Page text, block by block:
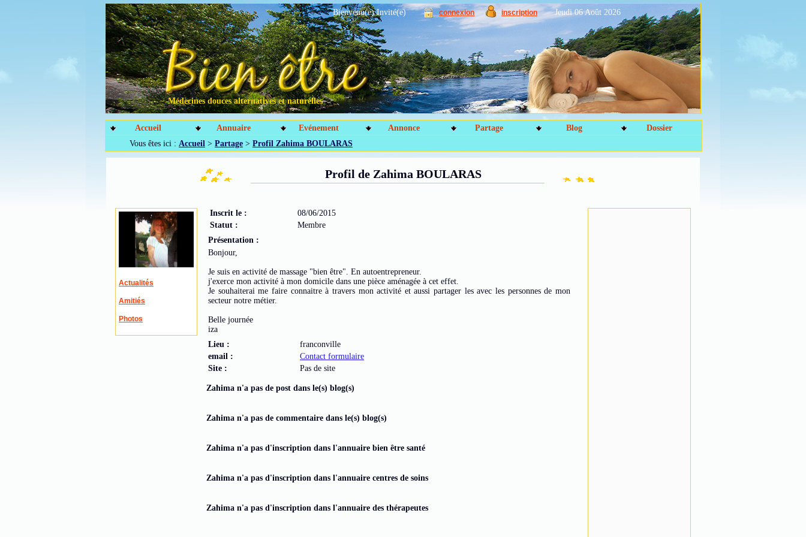
Bienvenu(e) Invité(e) connexion inscription Jeudi 06 Août 2026
Médecines douces alternatives et naturelles
Accueil Annuaire Evénement Annonce Partage Blog
Dossier
Vous êtes ici : Accueil > Partage > Profil Zahima BOULARAS
Profil de Zahima BOULARAS
Actualités
Amitiés
Photos
Inscrit le :
08/06/2015
Statut :
Membre
Présentation :
Bonjour,
Je suis en activité de massage "bien être". En autoentrepreneur.
j'exerce mon activité à mon domicile dans une pièce aménagée à cet effet.
Je souhaiterai me faire connaitre à travers mon activité et aussi partager les avec les personnes de mon
secteur notre métier.
Belle journée
iza
Lieu :
franconville
email :
Contact formulaire
Site :
Pas de site
Zahima n'a pas de post dans le(s) blog(s)
Zahima n'a pas de commentaire dans le(s) blog(s)
Zahima n'a pas d'inscription dans l'annuaire bien être santé
Zahima n'a pas d'inscription dans l'annuaire centres de soins
Zahima n'a pas d'inscription dans l'annuaire des thérapeutes